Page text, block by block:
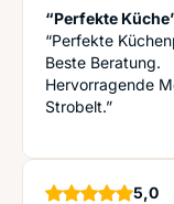
“Perfekte
“Perfekte
Beste Beratung.
Hervorragende
Strobelt.”
5,0